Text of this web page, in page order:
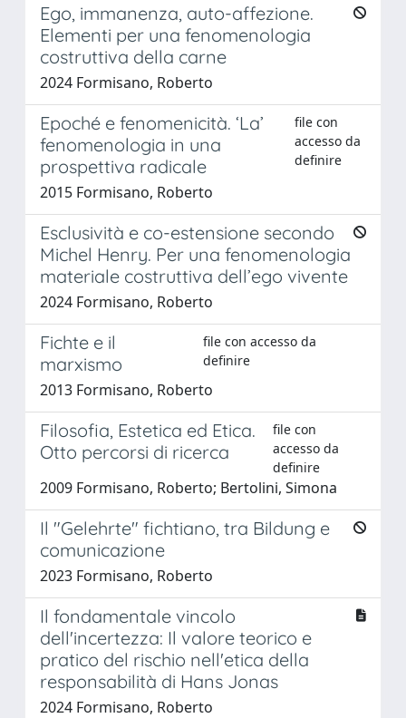
Ego, immanenza, auto-affezione.
Elementi per una fenomenologia
costruttiva della carne
2024 Formisano, Roberto
Epoché e fenomenicità. ‘La’
fenomenologia in una
prospettiva radicale
file con
accesso da
definire
2015 Formisano, Roberto
Esclusività e co-estensione secondo
Michel Henry. Per una fenomenologia
materiale costruttiva dell’ego vivente
2024 Formisano, Roberto
Fichte e il
marxismo
file con accesso da
definire
2013 Formisano, Roberto
Filosofia, Estetica ed Etica.
Otto percorsi di ricerca
file con
accesso da
definire
2009 Formisano, Roberto; Bertolini, Simona
Il "Gelehrte" fichtiano, tra Bildung e
comunicazione
2023 Formisano, Roberto
Il fondamentale vincolo
dell'incertezza: Il valore teorico e
pratico del rischio nell'etica della
responsabilità di Hans Jonas
2024 Formisano, Roberto